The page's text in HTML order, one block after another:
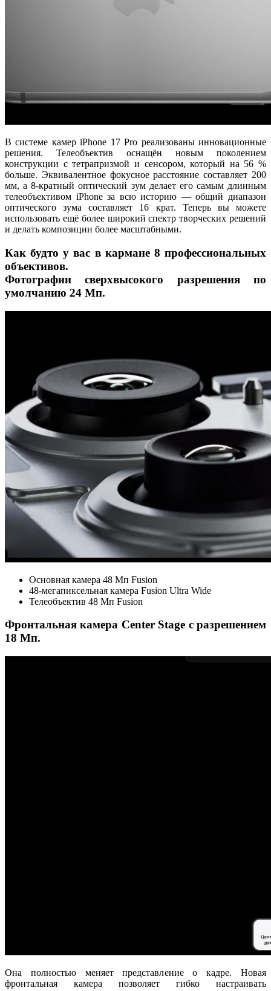
В системе камер iPhone 17 Pro реализованы инновационные
решения. Телеобъектив оснащён новым поколением
конструкции с тетрапризмой и сенсором, который на 56 %
больше. Эквивалентное фокусное расстояние составляет 200
мм, а 8-кратный оптический зум делает его самым длинным
телеобъективом iPhone за всю историю — общий диапазон
оптического зума составляет 16 крат. Теперь вы можете
использовать ещё более широкий спектр творческих решений
и делать композиции более масштабными.
Как будто у вас в кармане 8 профессиональных
объективов.
Фотографии сверхвысокого разрешения по
умолчанию 24 Мп.
Основная камера 48 Мп Fusion
48-мегапиксельная камера Fusion Ultra Wide
Телеобъектив 48 Мп Fusion
Фронтальная камера Center Stage с разрешением
18 Мп.
Она полностью меняет представление о кадре. Новая
фронтальная камера позволяет гибко настраивать